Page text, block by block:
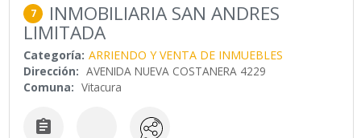
7 INMOBILIARIA SAN ANDRES
LIMITADA
Categoría: ARRIENDO Y VENTA DE INMUEBLES
Dirección: AVENIDA NUEVA COSTANERA 4229
Comuna: Vitacura
